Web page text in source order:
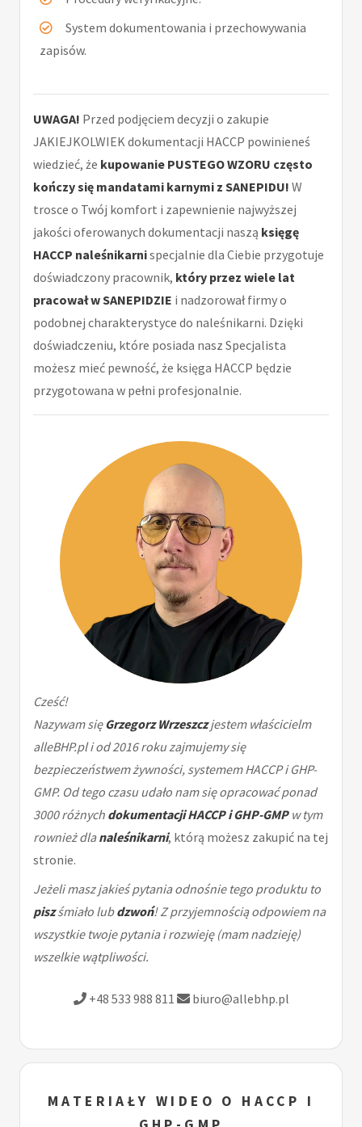
System dokumentowania i przechowywania
zapisów.
UWAGA! Przed podjęciem decyzji o zakupie
JAKIEJKOLWIEK dokumentacji HACCP powinieneś
wiedzieć, że kupowanie PUSTEGO WZORU często
kończy się mandatami karnymi z SANEPIDU! W
trosce o Twój komfort i zapewnienie najwyższej
jakości oferowanych dokumentacji naszą księgę
HACCP naleśnikarnispecjalnie dla Ciebie przygotuje
doświadczony pracownik, który przez wiele lat
pracował w SANEPIDZIE i nadzorował firmy o
podobnej charakterystyce do naleśnikarni. Dzięki
doświadczeniu, które posiada nasz Specjalista
możesz mieć pewność, że księga HACCP będzie
przygotowana w pełni profesjonalnie.
Cześć!
Nazywam sięGrzegorz Wrzeszczjestem właścicielm
alleBHP.pl i od 2016 roku zajmujemy się
bezpieczeństwem żywności, systemem HACCP i GHP-
GMP. Od tego czasu udało nam się opracować ponad
3000 różnych dokumentacji HACCP i GHP-GMPw tym
rownież dlanaleśnikarni, którą możesz zakupić na tej
stronie.
Jeżeli masz jakieś pytania odnośnie tego produktu to
piszśmiało lubdzwoń! Z przyjemnością odpowiem na
wszystkie twoje pytania i rozwieję (mam nadzieję)
wszelkie wątpliwości.
+48 533 988 811 biuro@allebhp.pl
MATERIAŁY WIDEO O HACCP I